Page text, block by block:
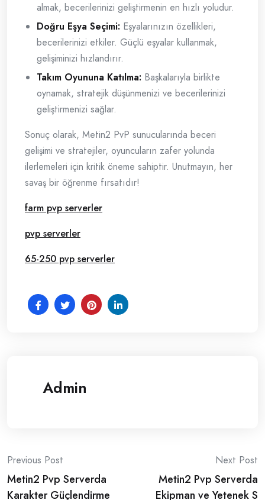
almak, becerilerinizi geliştirmenin en hızlı yoludur.
Doğru Eşya Seçimi: Eşyalarınızın özellikleri,
becerilerinizi etkiler. Güçlü eşyalar kullanmak,
gelişiminizi hızlandırır.
Takım Oyununa Katılma: Başkalarıyla birlikte
oynamak, stratejik düşünmenizi ve becerilerinizi
geliştirmenizi sağlar.
Sonuç olarak, Metin2 PvP sunucularında beceri
gelişimi ve stratejiler, oyuncuların zafer yolunda
ilerlemeleri için kritik öneme sahiptir. Unutmayın, her
savaş bir öğrenme fırsatıdır!
farm pvp serverler
pvp serverler
65-250 pvp serverler
Admin
Post
navigation
Previous Post
Metin2 Pvp Serverda
Karakter Güçlendirme
Next Post
Metin2 Pvp Serverda
Ekipman ve Yetenek S